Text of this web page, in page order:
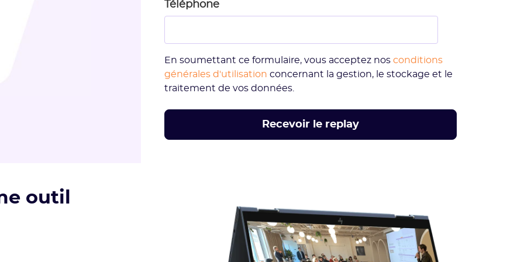
Téléphone
En soumettant ce formulaire, vous acceptez nosconditions
générales d'utilisation concernant la gestion, le stockage et le
traitement de vos données.
outil